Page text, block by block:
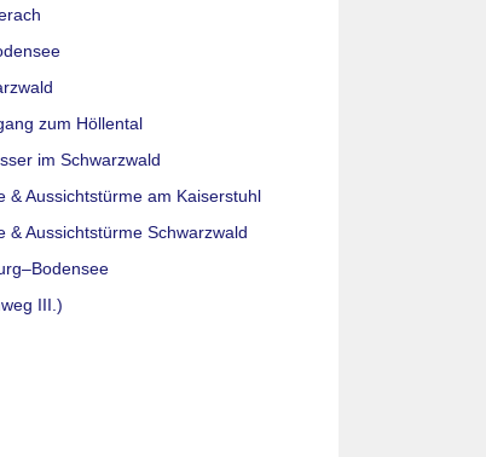
zum Höllental
im Schwarzwald
& Aussichtstürme am Kaiserstuhl
& Aussichtstürme Schwarzwald
III.)